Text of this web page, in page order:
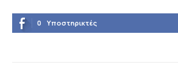
0 Υποστηρικτές